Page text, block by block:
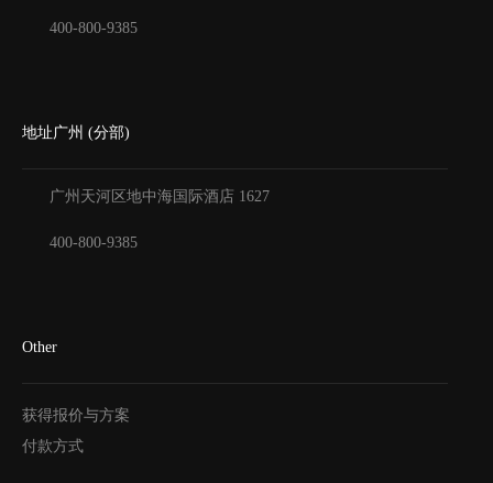
400-800-9385
地址广州 (分部)
广州天河区地中海国际酒店 1627
400-800-9385
Other
获得报价与方案
付款方式